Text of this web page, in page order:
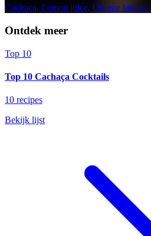
Cachaça, Lemon juice, Orange bitters,
Ontdek meer
Top 10
Top 10 Cachaça Cocktails
10 recipes
Bekijk lijst